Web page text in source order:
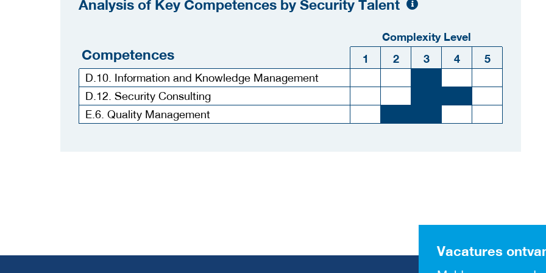
Analysis of Key Competences by Security Talent
Complexity Level
Competences 1 2 3 4 5
D.10. Information and Knowledge Management
D.12. Security Consulting
E.6. Quality Management
Vacatures